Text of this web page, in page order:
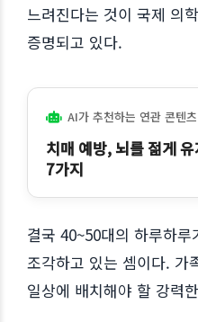
느려진다는 것이 국제 의
증명되고 있다.
AI가 추천하는 연관 콘텐츠
치매 예방, 뇌를 젊게
7가지
결국 40~50대의 하루하
조각하고 있는 셈이다. 가
일상에 배치해야 할 강력